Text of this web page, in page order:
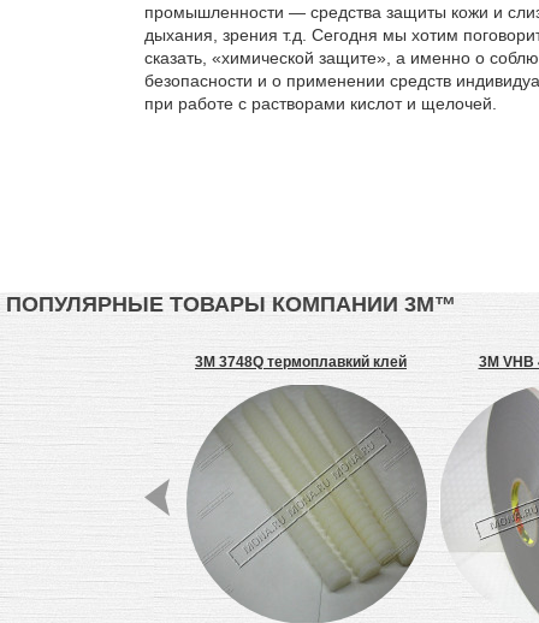
промышленности — средства защиты кожи и
дыхания, зрения т.д. Сегодня мы хотим
сказать, «химической защите», а именно о
безопасности и о применении средств
при работе с растворами кислот и щелочей.
ПОПУЛЯРНЫЕ ТОВАРЫ КОМПАНИИ 3М™
3M 3748Q термоплавкий клей 3M VHB